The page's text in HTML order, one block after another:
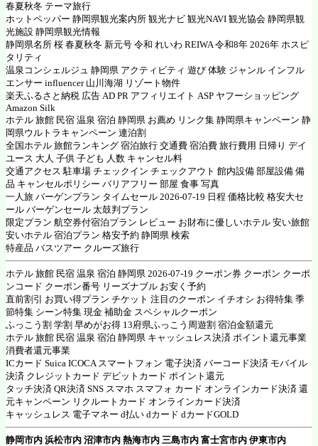
春夏秋冬 テーマ旅行
ホットペッパー 静岡県観光案内所 観光ナビ 観光NAVI 観光協会 静岡県観
光施設 静岡県観光情報
静岡県名所 桜 春夏秋冬 新元号 令和 れいわ REIWA 令和8年 2026年 ホスピ
タリティ
温泉コンシェルジュ 静岡県 アクティビティ 遊び 体験 ジャンル インフル
エンサー influencer 山川海湖 リゾート物件
楽天ふるさと納税 広告 AD PR アフィリエイト ASP ヤフーショッピング
Amazon Silk
ホテル 旅館 民宿 温泉 宿泊 静岡県 お薦め リンク集 静岡県キャンペーン 静
岡県ウルトラキャンペーン 連泊割
全国ホテル 旅館ランキング 宿泊旅行 交通費 宿泊費 旅行費用 日帰り デイ
ユース 大人 子供 子ども 人数 キャンセル料
交通アクセス 駐車場 チェックイン チェックアウト 館内設備 部屋設備 備
品 キャンセルポリシー バリアフリー 部屋 食事 写真
一人旅 バーゲンプラン タイムセール 2026-07-19 日程 価格比較 格安大セ
ール バーゲンセール 太鼓判プラン
限定プラン 航空券付宿泊プラン レビュー お財布に優しいホテル 安い旅館
安いホテル 宿泊プラン 格安予約 静岡県 検索
特産品 バスツアー クルーズ旅行
ホテル 旅館 民宿 温泉 宿泊 静岡県 2026-07-19 クーポン券 クーポン クーポ
ンコード クーポン番号 リーズナブル お安く予約
直前割引 お買い得プラン チケット 注目のクーポン イチオシ お得特集 季
節特集 シーン特集 現金 補助金 スペシャルクーポン
ふっこう割 学割 早めがお得 13府県ふっこう周遊割 宿泊金額還元
ホテル 旅館 民宿 温泉 宿泊 静岡県 キャッシュレス決済 ポイント還元事業
消費者還元事業
ICカード Suica ICOCA スマートフォン 電子決済 バーコード決済 モバイル
決済 クレジットカード デビットカード ポイント還元
タッチ決済 QR決済 SNS スマホ スマフォ カード オンラインカード決済 還
元キャンペーン リクルートカード オンラインカード決済
キャッシュレス 電子マネー d払い dカード dカードGOLD
静岡市内 浜松市内 沼津市内 熱海市内 三島市内 富士宮市内 伊東市内